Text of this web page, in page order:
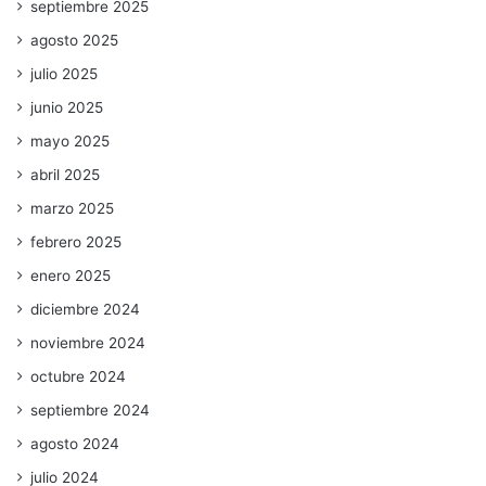
septiembre 2025
agosto 2025
julio 2025
junio 2025
mayo 2025
abril 2025
marzo 2025
febrero 2025
enero 2025
diciembre 2024
noviembre 2024
octubre 2024
septiembre 2024
agosto 2024
julio 2024